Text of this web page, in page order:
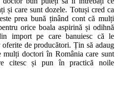
și care sunt dozele. Totuși cred ca
prea bună ținând cont că mulți
orice boala aspirină și odihnă
import pe care banuiesc că le
de producători. Țin să adaug
mulți doctori în România care sunt
citesc și pun în practică noile